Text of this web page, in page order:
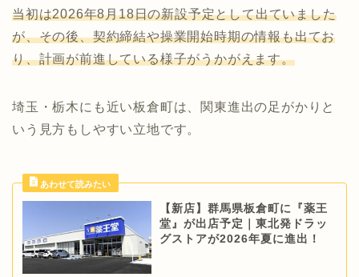
当初は2026年8月18日の新設予定として出ていました
が、その後、契約締結や操業開始時期の情報も出てお
り、計画が前進している様子がうかがえます。
埼玉・栃木にも近い板倉町は、関東進出の足がかりと
いう見方もしやすい立地です。
【新店】群馬県板倉町に『薬王
堂』が出店予定｜東北発ドラッ
グストアが2026年夏に進出！